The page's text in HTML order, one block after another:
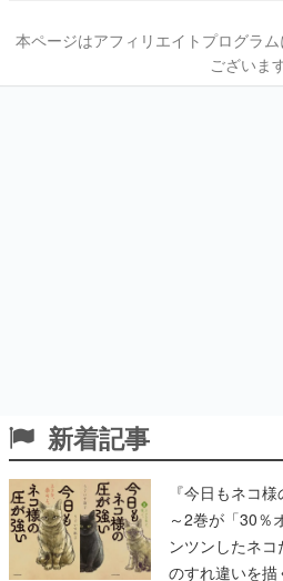
本ページはアフィリエイトプログラ
ございま
新着記事
『今日もネコ
～2巻が「30％
ンツンしたネ
のすれ違いを描